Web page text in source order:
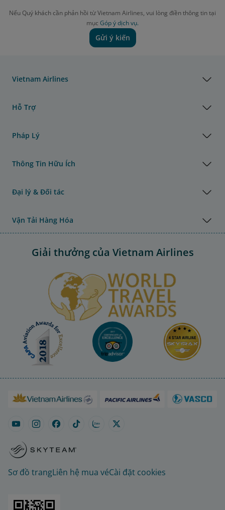
Nếu Quý khách cần phản hồi từ Vietnam Airlines, vui lòng điền thông tin tại
mục Góp ý dịch vụ.
Gửi ý kiến
Vietnam Airlines
Hỗ Trợ
Pháp Lý
Thông Tin Hữu Ích
Đại lý & Đối tác
Vận Tải Hàng Hóa
Giải thưởng của Vietnam Airlines
Sơ đồ trangLiên hệ mua véCài đặt cookies